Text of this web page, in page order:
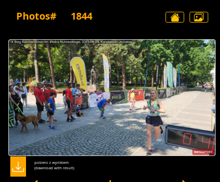
Photos# 1844
pobierz z wynikiem
(dawnload with result)